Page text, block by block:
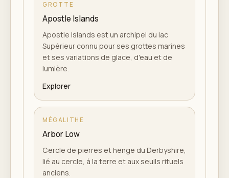
GROTTE
Apostle Islands
Apostle Islands est un archipel du lac
Supérieur connu pour ses grottes marines
et ses variations de glace, d'eau et de
lumière.
Explorer
MÉGALITHE
Arbor Low
Cercle de pierres et henge du Derbyshire,
lié au cercle, à la terre et aux seuils rituels
anciens.